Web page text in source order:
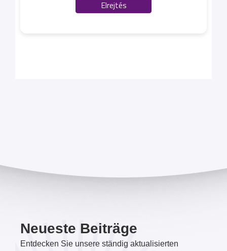
Neueste Beiträge
Entdecken Sie unsere ständig aktualisierten